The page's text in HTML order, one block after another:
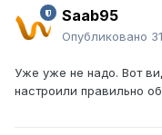
Saab95
Опубликовано
Уже уже не надо. Вот
настроили правильно